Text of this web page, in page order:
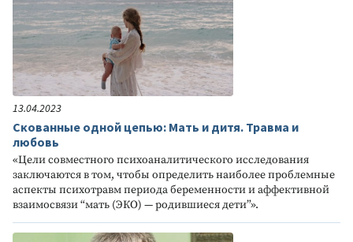
13.04.2023
Скованные одной цепью: Мать и дитя. Травма и
любовь
«Цели совместного психоаналитического исследования
заключаются в том, чтобы определить наиболее проблемные
аспекты психотравм периода беременности и аффективной
взаимосвязи “мать (ЭКО) — родившиеся дети”».